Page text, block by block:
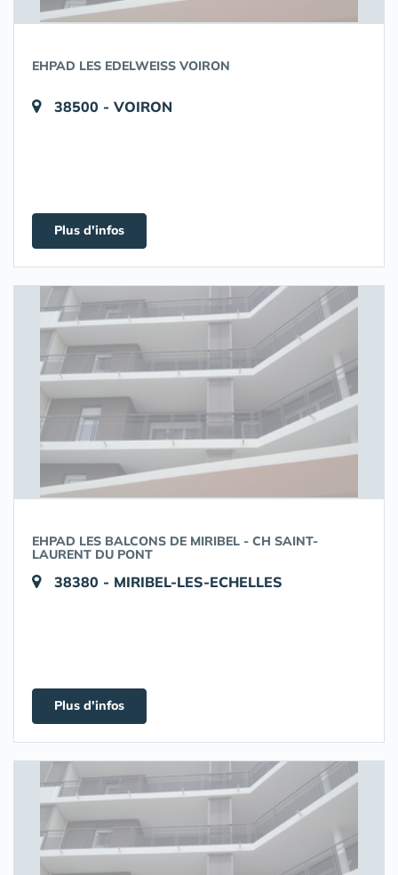
EHPAD LES EDELWEISS VOIRON
38500 - VOIRON
Plus d'infos
EHPAD LES BALCONS DE MIRIBEL - CH SAINT-
LAURENT DU PONT
38380 - MIRIBEL-LES-ECHELLES
Plus d'infos